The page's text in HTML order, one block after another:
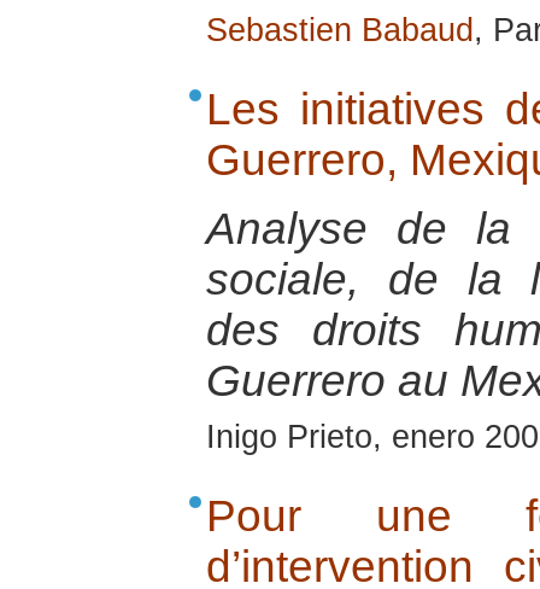
Sebastien Babaud ,
Les initiatives
Guerrero,
Analyse de la
sociale, de la
des droits
Guerrero au
Inigo Prieto, enero
Pour une
d’intervention